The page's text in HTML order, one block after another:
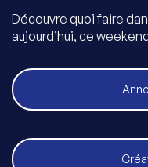
Découvre quoi faire
aujourd’hui, ce